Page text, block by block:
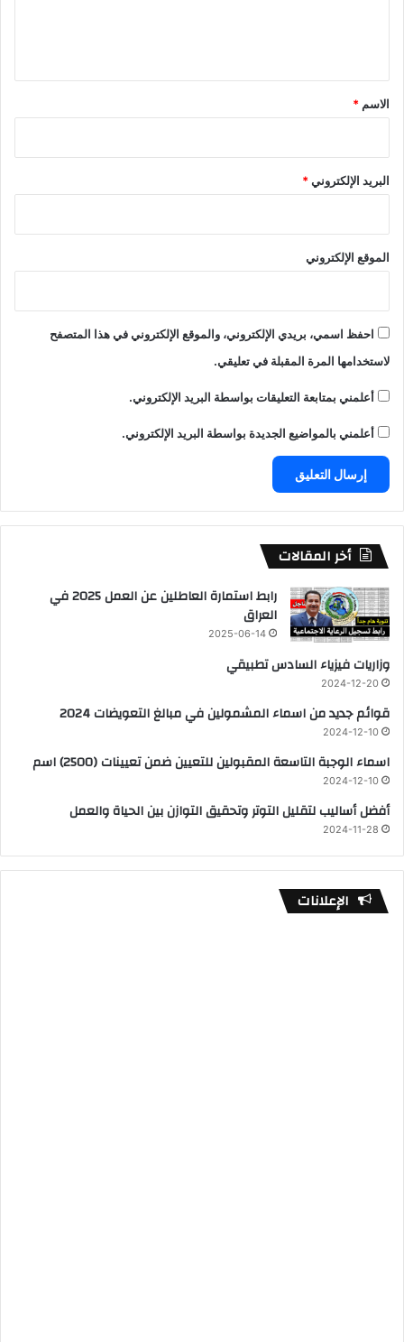
*
الاسم *
البريد الإلكتروني*
الموقع الإلكتروني
احفظ اسمي، بريدي الإلكتروني، والموقع الإلكتروني في هذا المتصفح
لاستخدامها المرة المقبلة في تعليقي.
أعلمني بمتابعة التعليقات بواسطة البريد الإلكتروني.
أعلمني بالمواضيع الجديدة بواسطة البريد الإلكتروني.
أخر المقالات
رابط استمارة العاطلين عن العمل 2025 في
العراق
2025-06-14
وزاريات فيزياء السادس تطبيقي
2024-12-20
قوائم جديد من اسماء المشمولين في مبالغ التعويضات 2024
2024-12-10
اسماء الوجبة التاسعة المقبولين للتعيين ضمن تعيينات (2500) اسم
2024-12-10
أفضل أساليب لتقليل التوتر وتحقيق التوازن بين الحياة والعمل
2024-11-28
الإعلانات